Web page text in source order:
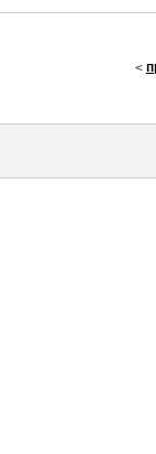
<